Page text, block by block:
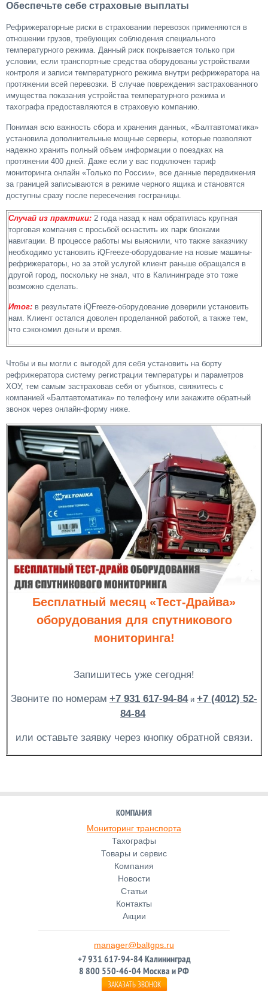
Обеспечьте себе страховые выплаты
Рефрижераторные риски в страховании перевозок применяются в
отношении грузов, требующих соблюдения специального
температурного режима. Данный риск покрывается только при
условии, если транспортные средства оборудованы устройствами
контроля и записи температурного режима внутри рефрижератора на
протяжении всей перевозки. В случае повреждения застрахованного
имущества показания устройства температурного режима и
тахографа предоставляются в страховую компанию.
Понимая всю важность сбора и хранения данных, «Балтавтоматика»
установила дополнительные мощные серверы, которые позволяют
надежно хранить полный объем информации о поездках на
протяжении 400 дней. Даже если у вас подключен тариф
мониторинга онлайн «Только по России», все данные передвижения
за границей записываются в режиме черного ящика и становятся
доступны сразу после пересечения госграницы.
Случай из практики: 2 года назад к нам обратилась крупная
торговая компания с просьбой оснастить их парк блоками
навигации. В процессе работы мы выяснили, что также заказчику
необходимо установить iQFreeze-оборудование на новые машины-
рефрижераторы, но за этой услугой клиент раньше обращался в
другой город, поскольку не знал, что в Калининграде это тоже
возможно сделать.
Итог: в результате iQFreeze-оборудование доверили установить
нам. Клиент остался доволен проделанной работой, а также тем,
что сэкономил деньги и время.
Чтобы и вы могли с выгодой для себя установить на борту
рефрижератора систему регистрации температуры и параметров
ХОУ, тем самым застраховав себя от убытков, свяжитесь с
компанией «Балтавтоматика» по телефону или закажите обратный
звонок через онлайн-форму ниже.
Бесплатный месяц «Тест-Драйва»
оборудования для спутникового
мониторинга!
Запишитесь уже сегодня!
Звоните по номерам +7 931 617-94-84и +7 (4012) 52-
84-84
или оставьте заявку через кнопку обратной связи.
КОМПАНИЯ
Мониторинг транспорта
Тахографы
Товары и сервис
Компания
Новости
Статьи
Контакты
Акции
manager@baltgps.ru
+7 931 617-94-84 Калининград
8 800 550-46-04 Москва и РФ
ЗАКАЗАТЬ ЗВОНОК